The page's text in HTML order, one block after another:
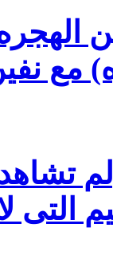
مع
(لم
التى